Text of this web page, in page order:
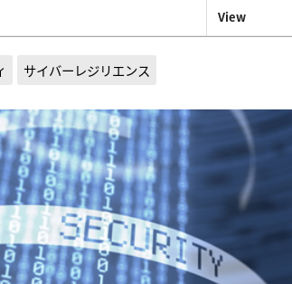
View
サイバーレジリエンス